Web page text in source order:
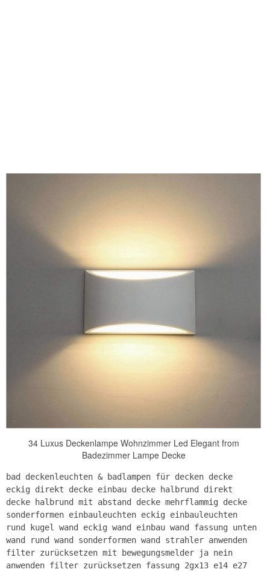
34 Luxus Deckenlampe Wohnzimmer Led Elegant from
Badezimmer Lampe Decke
bad deckenleuchten & badlampen für decken decke
eckig direkt decke einbau decke halbrund direkt
decke halbrund mit abstand decke mehrflammig decke
sonderformen einbauleuchten eckig einbauleuchten
rund kugel wand eckig wand einbau wand fassung unten
wand rund wand sonderformen wand strahler anwenden
filter zurücksetzen mit bewegungsmelder ja nein
anwenden filter zurücksetzen fassung 2gx13 e14 e27